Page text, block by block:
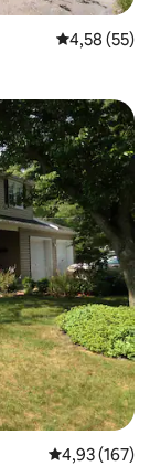
Évaluation
4,58 (55)
Évaluation
4,93 (167)